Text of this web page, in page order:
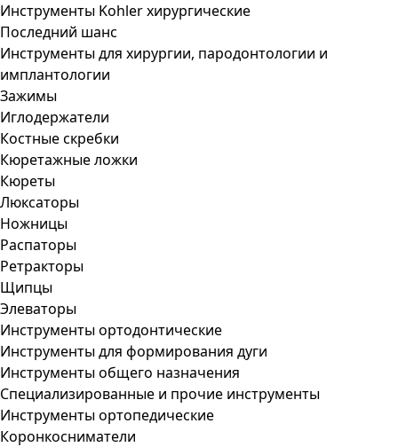
Инструменты Kohler хирургические
Последний шанс
Инструменты для хирургии, пародонтологии и
имплантологии
Зажимы
Иглодержатели
Костные скребки
Кюретажные ложки
Кюреты
Люксаторы
Ножницы
Распаторы
Ретракторы
Щипцы
Элеваторы
Инструменты ортодонтические
Инструменты для формирования дуги
Инструменты общего назначения
Специализированные и прочие инструменты
Инструменты ортопедические
Коронкосниматели